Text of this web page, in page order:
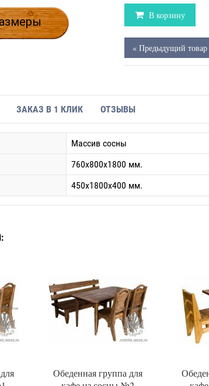
В корзину
« Предыдущий товар
ЗАКАЗ В 1 КЛИК ОТЗЫВЫ
Массив сосны
760x800x1800 мм.
450x1800x400 мм.
Обеденная группа для